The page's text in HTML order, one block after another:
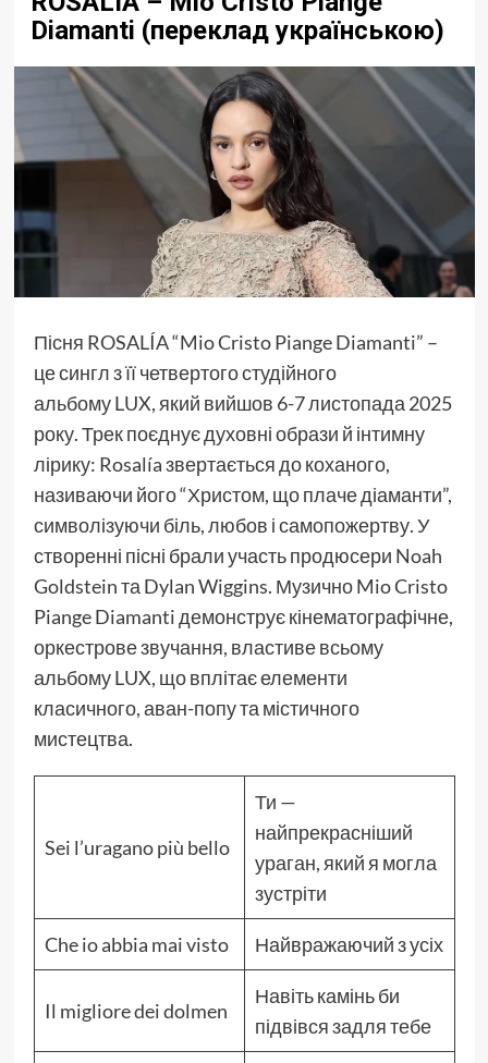
Diamanti (переклад українською)
Пісня ROSALÍA “Mio Cristo Piange Diamanti” –
це сингл з її четвертого студійного
альбому LUX, який вийшов 6-7 листопада 2025
року. Трек поєднує духовні образи й інтимну
лірику: Rosalía звертається до коханого,
називаючи його “Христом, що плаче діаманти”,
символізуючи біль, любов і самопожертву. У
створенні пісні брали участь продюсери Noah
Goldstein та Dylan Wiggins. Музично Mio Cristo
Piange Diamanti демонструє кінематографічне,
оркестрове звучання, властиве всьому
альбому LUX, що вплітає елементи
класичного, аван-попу та містичного
мистецтва.
Sei l’uragano più bello
Ти —
найпрекрасніший
ураган, який я могла
зустріти
Che io abbia mai visto Найвражаючий з усіх
Il migliore dei dolmen
Навіть камінь би
підвівся задля тебе